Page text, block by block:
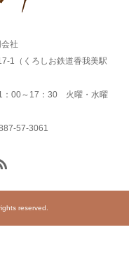
社
1（くろしお鉄道香我美駅
：00～17：30 火曜・水曜
57-3061
reserved.